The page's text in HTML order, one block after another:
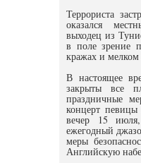
Террориста
оказался
выходец из
в поле зрение
кражах и мелком
В настоящее
закрыты все
праздничные
концерт
вечер 15
ежегодный
меры
Английскую